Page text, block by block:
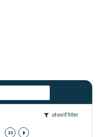
otvoriť filter
12